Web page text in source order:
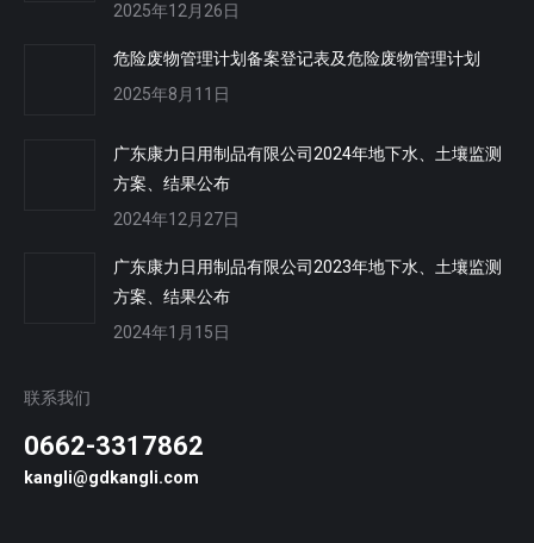
2025年12月26日
危险废物管理计划备案登记表及危险废物管理计划
2025年8月11日
广东康力日用制品有限公司2024年地下水、土壤监测
方案、结果公布
2024年12月27日
广东康力日用制品有限公司2023年地下水、土壤监测
方案、结果公布
2024年1月15日
联系我们
0662-3317862
kangli@gdkangli.com